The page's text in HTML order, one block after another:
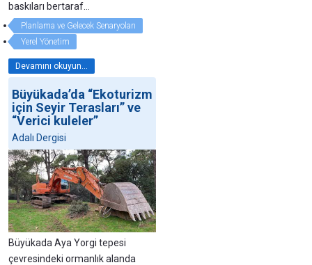
baskıları bertaraf…
Planlama ve Gelecek Senaryoları
Yerel Yönetim
Devamını okuyun...
Büyükada’da “Ekoturizm
için Seyir Terasları” ve
“Verici kuleler”
Adalı Dergisi
Büyükada Aya Yorgi tepesi
çevresindeki ormanlık alanda